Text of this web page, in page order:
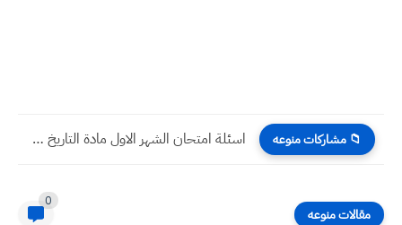
📁 مشاركات منوعه اسئلة امتحان الشهر الاول مادة التاريخ صف الخامس الادبي
مقالات منوعه
0